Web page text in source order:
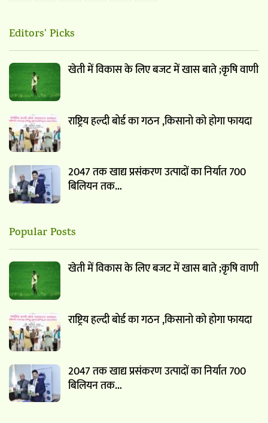
Editors' Picks
खेती में विकास के लिए बजट में खास बाते ;कृषि वाणी
राष्ट्रिय हल्दी बोर्ड का गठन ,किसानो को होगा फायदा
2047 तक खाद्य प्रसंकरण उत्पादों का निर्यात 700
बिलियन तक…
Popular Posts
खेती में विकास के लिए बजट में खास बाते ;कृषि वाणी
राष्ट्रिय हल्दी बोर्ड का गठन ,किसानो को होगा फायदा
2047 तक खाद्य प्रसंकरण उत्पादों का निर्यात 700
बिलियन तक…